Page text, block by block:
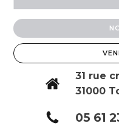
31 rue
31000
05 61